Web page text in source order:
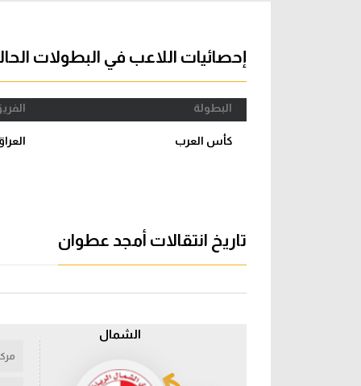
ركن الألعاب
دوري
دوري
كل البطولات
إحصائيات اللاعب في البطولات
البطولة
كأس العرب
تاريخ انتقالات أمجد عطوان
الشمال